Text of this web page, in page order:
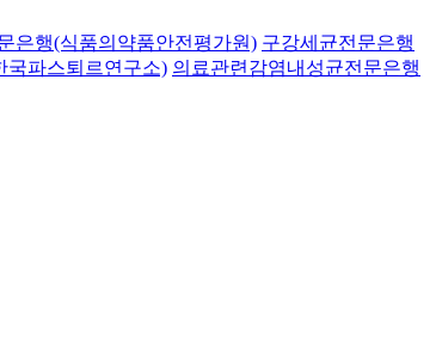
은행(식품의약품안전평가원) 구강세균전문은행
국파스퇴르연구소) 의료관련감염내성균전문은행